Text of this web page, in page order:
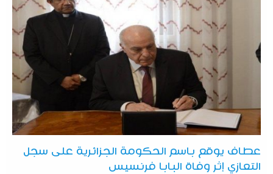
عطاف يوقع باسم الحكومة الجزائرية على سجل
التعازي إثر وفاة البابا فرنسيس